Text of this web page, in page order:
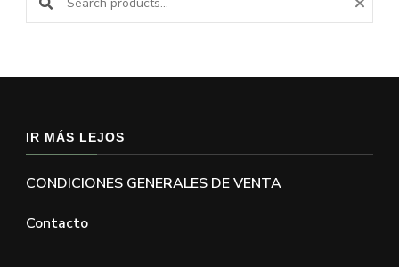
IR MÁS LEJOS
CONDICIONES GENERALES DE VENTA
Contacto